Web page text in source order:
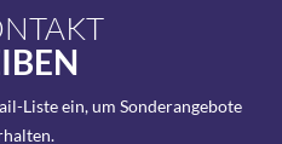
Liste ein, um Sonderangebote